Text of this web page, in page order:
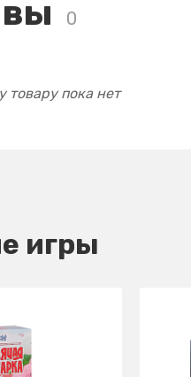
0
товару пока нет
игры